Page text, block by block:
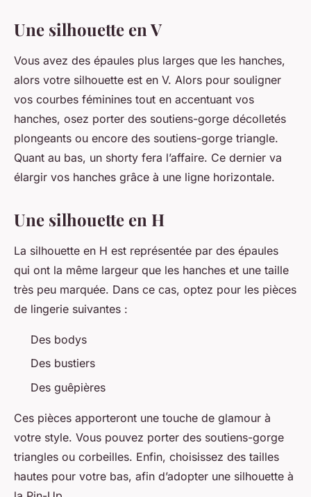
Une silhouette en V
Vous avez des épaules plus larges que les hanches,
alors votre silhouette est en V. Alors pour souligner
vos courbes féminines tout en accentuant vos
hanches, osez porter des soutiens-gorge décolletés
plongeants ou encore des soutiens-gorge triangle.
Quant au bas, un shorty fera l’affaire. Ce dernier va
élargir vos hanches grâce à une ligne horizontale.
Une silhouette en H
La silhouette en H est représentée par des épaules
qui ont la même largeur que les hanches et une taille
très peu marquée. Dans ce cas, optez pour les pièces
de lingerie suivantes :
Des bodys
Des bustiers
Des guêpières
Ces pièces apporteront une touche de glamour à
votre style. Vous pouvez porter des soutiens-gorge
triangles ou corbeilles. Enfin, choisissez des tailles
hautes pour votre bas, afin d’adopter une silhouette à